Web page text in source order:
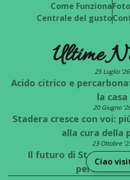
Ciao
Come Funziona
Centrale del gusto
Foto
Ultime
25 Luglio '26
Acido citrico e
la casa
20 Giugno
Stadera cresce con voi:
alla cura della
23 Ottobre
Il futuro di Stadera è
percorso